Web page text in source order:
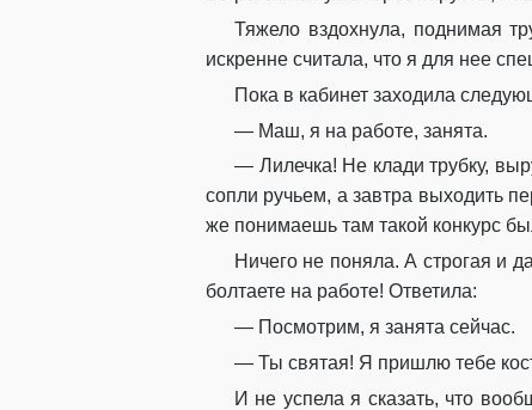
Тяжело вздохнула, поднимая
искренне считала, что я для нее
Пока в кабинет заходила
— Маш, я на работе, занята.
— Лилечка! Не клади трубку,
сопли ручьем, а завтра выходить
же понимаешь там такой конкурс
Ничего не поняла. А строгая и
болтаете на работе! Ответила:
— Посмотрим, я занята сейчас.
— Ты святая! Я пришлю тебе
И не успела я сказать, что